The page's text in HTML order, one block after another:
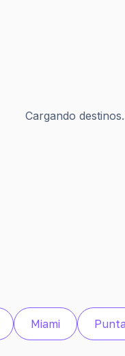
Cargando
Miami